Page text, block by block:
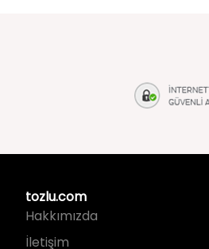
tozlu.com
İletişim
Kargo Takip